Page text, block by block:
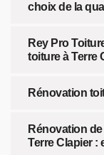
choix de la
Rey Pro
toiture à Terre
Rénovation
Rénovation
Terre Clapier :